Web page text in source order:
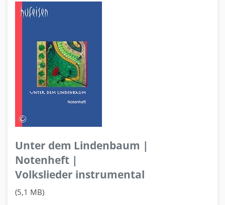
Unter dem Lindenbaum |
Notenheft |
Volkslieder instrumental
(5,1 MB)